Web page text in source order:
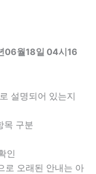
06월18일 04시16
설명되어 있는지
목 구분
인
로 오래된 안내는 아